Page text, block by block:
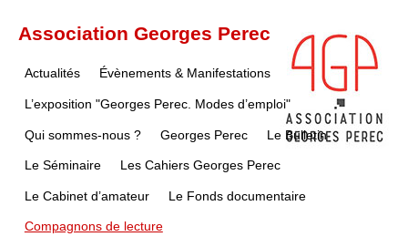
Association Georges Perec
Actualités Évènements & Manifestations
L’exposition "Georges Perec. Modes d’emploi"
Qui sommes-nous ? Georges Perec Le Bulletin
Le Séminaire Les Cahiers Georges Perec
Le Cabinet d’amateur Le Fonds documentaire
Compagnons de lecture